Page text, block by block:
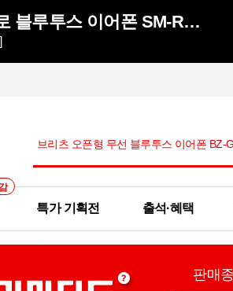
갤럭시 버즈4프로 블루투스 이어폰 SM-R640
특가 기획전 출석·혜택
판매